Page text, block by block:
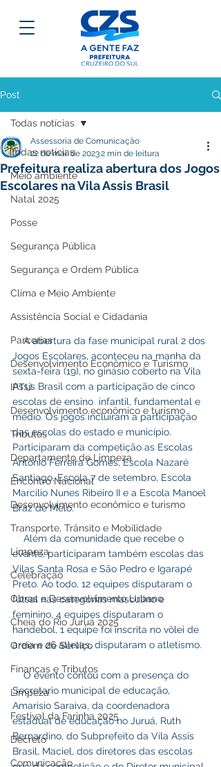
Post
Todas notícias
Meio ambiente
Natal 2025
Posse
Segurança Pública
Segurança e Ordem Pública
Clima e Meio Ambiente
Assistência Social e Cidadania
Parcerias
Desenvolvimento Econômico e Turismo
IPTU
Desenvolvimento econômico e turismo
Tributos
Departamento de Limpeza
Encontro Nacional
Desenvolvimento econômico e turismo
Transporte, Trânsito e Mobilidade
Limpeza
Celebração
Obras e Desenvolvimento Urbano
Cheia do Rio Juruá 2025
Ordem de Serviço
Finanças e Tributos
Limpeza
Festival da Farinha 2025
Decreto
Comunicação
Todas notícias
Prefeitura realiza abertura dos Jogos
Escolares na Vila Assis Brasil
Assessoria de Comunicação
22 de mai. de 20232 min de leitura
    A abertura da fase municipal rural 2 dos
Jogos Escolares, aconteceu na manha da
sexta-feira (19), no ginásio coberto na Vila
Assis Brasil com a participação de cinco
escolas de ensino  infantil, fundamental e
médio. Os jogos incluíram a participação
das escolas do estado e município.
Participaram da competição as Escolas
Antônio Ferreira Gomes, Escola Nazaré
Santiago, Escola 7 de setembro, Escola
Marcilio Nunes Ribeiro II e a Escola Manoel
Braz de Melo.
evento, participaram também escolas das
Vilas Santa Rosa e São Pedro e Igarapé
Preto. Ao todo, 12 equipes disputaram o
futsal nas categorias masculino e
feminino, 4 equipes disputaram o
handebol, 1 equipe foi inscrita no vôlei de
areia e 26 atletas, disputaram o atletismo.
    O evento contou com a presença do
Secretario municipal de educação,
Amarisio Saraiva, da coordenadora
estadual de educação no Juruá, Ruth
Bernardino, do Subprefeito da Vila Assis
Brasil, Maciel, dos diretores das escolas